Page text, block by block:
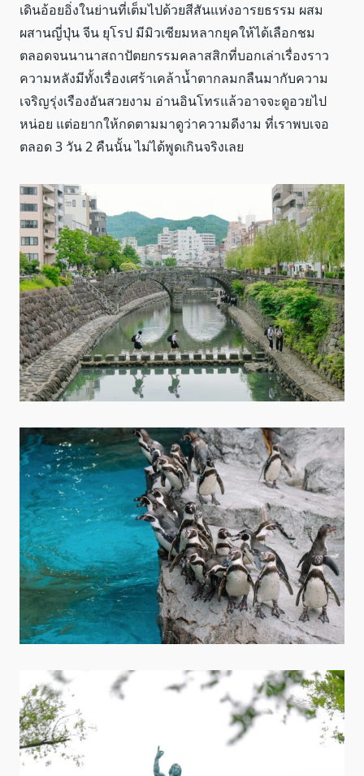
เดินอ้อยอิ่งในย่านที่เต็มไปด้วยสีสันแห่งอารยธรรม ผสม
ผสานญี่ปุ่น จีน ยุโรป มีมิวเซียมหลากยุคให้ได้เลือกชม
ตลอดจนนานาสถาปัตยกรรมคลาสสิกที่บอกเล่าเรื่องราว
ความหลังมีทั้งเรื่องเศร้าเคล้าน้ำตากลมกลืนมากับความ
เจริญรุ่งเรืองอันสวยงาม อ่านอินโทรแล้วอาจจะดูอวยไป
หน่อย แต่อยากให้กดตามมาดูว่าความดีงาม ที่เราพบเจอ
ตลอด 3 วัน 2 คืนนั้น ไม่ได้พูดเกินจริงเลย